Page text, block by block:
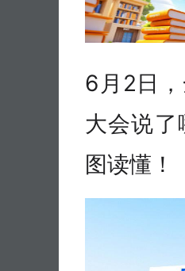
6月2日
大会说
图读懂！